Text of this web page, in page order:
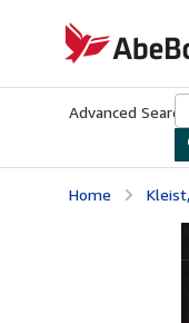
AbeBooks.com
Advanced Search
Home